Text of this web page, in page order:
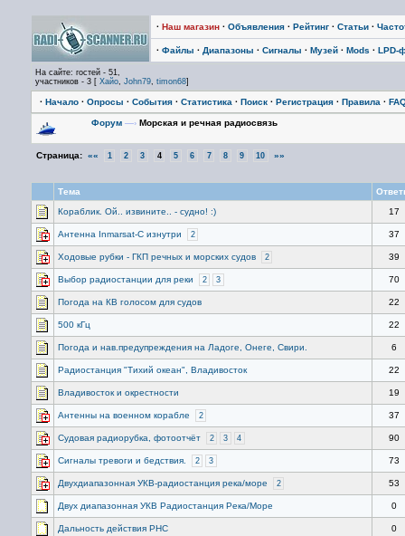
· Наш магазин · Объявления · Рейтинг · Статьи ·
· Файлы · Диапазоны · Сигналы · Музей · Mods · LPD-
На сайте: гостей - 51,
участников - 3 [ Хайо, John79, timon68]
· Начало · Опросы · События · Статистика · Поиск · Регистрация · Правила ·
Форум —› Морская и речная радиосвязь
Страница: «« 1 2 3 4 5 6 7 8 9 10 »»
Тема
Кораблик. Ой.. извините.. - судно! :)
17
Антенна Inmarsat-C изнутри 2 37
Ходовые рубки - ГКП речных и морских судов 2 39
Выбор радиостанции для реки 2 3 70
Погода на КВ голосом для судов 22
500 кГц 22
Погода и нав.предупреждения на Ладоге, Онеге, Свири. 6
Радиостанция "Тихий океан", Владивосток 22
Владивосток и окрестности 19
Антенны на военном корабле 2 37
Судовая радиорубка, фотоотчёт 2 3 4 90
Сигналы тревоги и бедствия. 2 3 73
Двухдиапазонная УКВ-радиостанция река/море 2 53
Двух диапазонная УКВ Радиостанция Река/Море 0
Дальность действия РНС 0